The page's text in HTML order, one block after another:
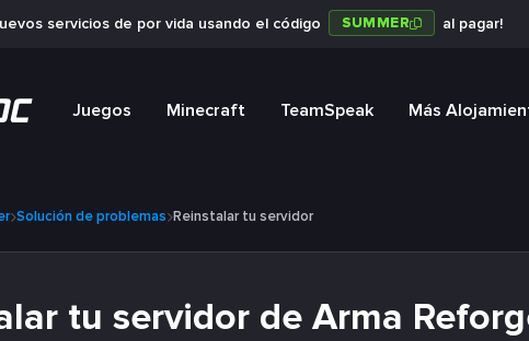
servicios de por vida usando el código SUMMER al pagar!
Juegos Minecraft TeamSpeak Más
Solución de problemas Reinstalar tu servidor
tu servidor de Arma